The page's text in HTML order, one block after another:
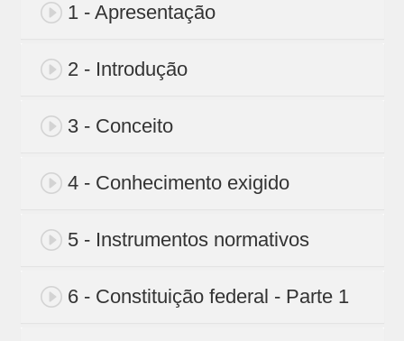
1 - Apresentação
2 - Introdução
3 - Conceito
4 - Conhecimento exigido
5 - Instrumentos normativos
6 - Constituição federal - Parte 1